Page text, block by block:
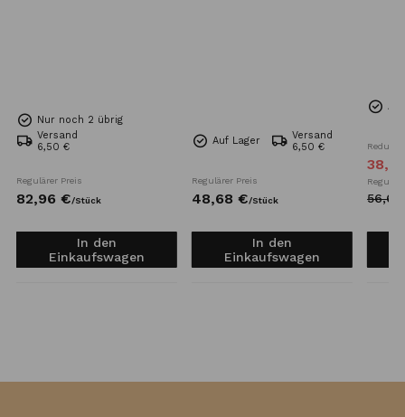
Nur noch 2 übrig
Versand
6,50 €
Regulärer Preis
82,96 €/Stück
In den
Einkaufswagen
Auf Lager
Versand
6,50 €
Regulärer Preis
48,68 €/Stück
In den
Einkaufswagen
38,
56,68